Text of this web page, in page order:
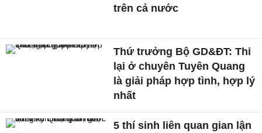
trên cả nước
Thứ trưởng Bộ GD&ĐT: Thi
lại ở chuyên Tuyên Quang
là giải pháp hợp tình, hợp lý
nhất
5 thí sinh liên quan gian lận